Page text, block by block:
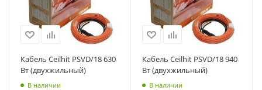
Кабель Ceilhit PSVD/18 630
Вт (двухжильный)
В наличии
Кабель Ceilhit PSVD/18 940
Вт (двухжильный)
В наличии